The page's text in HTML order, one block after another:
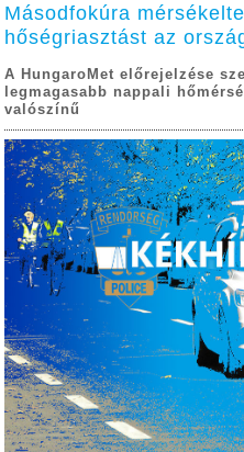
Másodfokúra
hőségriasztást az
A HungaroMet előrejelzése
legmagasabb nappali
valószínű